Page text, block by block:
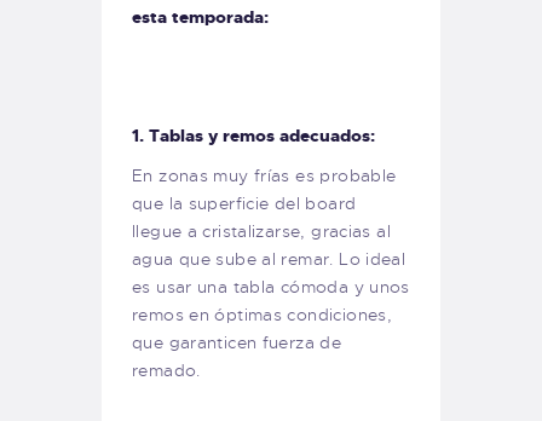
esta temporada:
1. Tablas y remos adecuados:
En zonas muy frías es probable
que la superficie del board
llegue a cristalizarse, gracias al
agua que sube al remar. Lo ideal
es usar una tabla cómoda y unos
remos en óptimas condiciones,
que garanticen fuerza de
remado.